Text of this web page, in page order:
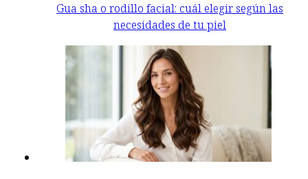
Gua sha o rodillo facial: cuál elegir según las
necesidades de tu piel